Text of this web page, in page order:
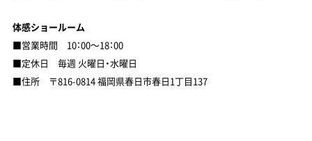
体感ショールーム
■営業時間 10：00～18：00
■定休日 毎週 火曜日・水曜日
■住所 〒816-0814 福岡県春日市春日1丁目137